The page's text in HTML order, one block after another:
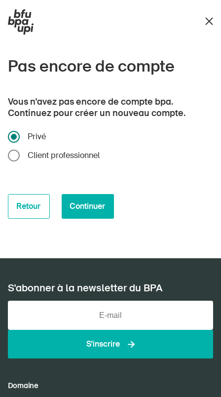
Pas encore de compte
Vous n'avez pas encore de compte bpa.
Continuez pour créer un nouveau compte.
Privé
Client professionnel
Retour Continuer
S'abonner à la newsletter du BPA
S'inscrire
Domaine